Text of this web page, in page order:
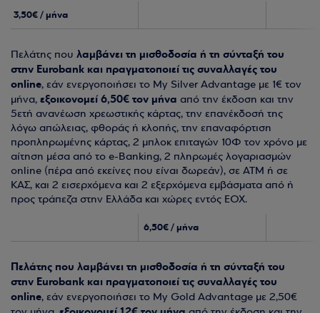
3,50€ / μήνα
Πελάτης που λαμβάνει τη μισθοδοσία ή τη σύνταξή του
στην Eurobank και πραγματοποιεί τις συναλλαγές του
online, εάν ενεργοποιήσει το My Silver Advantage με 1€ τον
μήνα, εξοικονομεί 6,50€ τον μήνα από την έκδοση και την
5ετή ανανέωση χρεωστικής κάρτας, την επανέκδοσή της
λόγω απώλειας, φθοράς ή κλοπής, την επαναφόρτιση
προπληρωμένης κάρτας, 2 μπλοκ επιταγών 10Φ τον χρόνο με
αίτηση μέσα από το e-Banking, 2 πληρωμές λογαριασμών
online (πέρα από εκείνες που είναι δωρεάν), σε ATM ή σε
ΚΑΣ, και 2 εισερχόμενα και 2 εξερχόμενα εμβάσματα από ή
προς τράπεζα στην Ελλάδα και χώρες εντός ΕΟΧ.
6,50€/ μήνα
Πελάτης που λαμβάνει τη μισθοδοσία ή τη σύνταξή του
στην Eurobank και πραγματοποιεί τις συναλλαγές του
online, εάν ενεργοποιήσει το My Gold Advantage με 2,50€